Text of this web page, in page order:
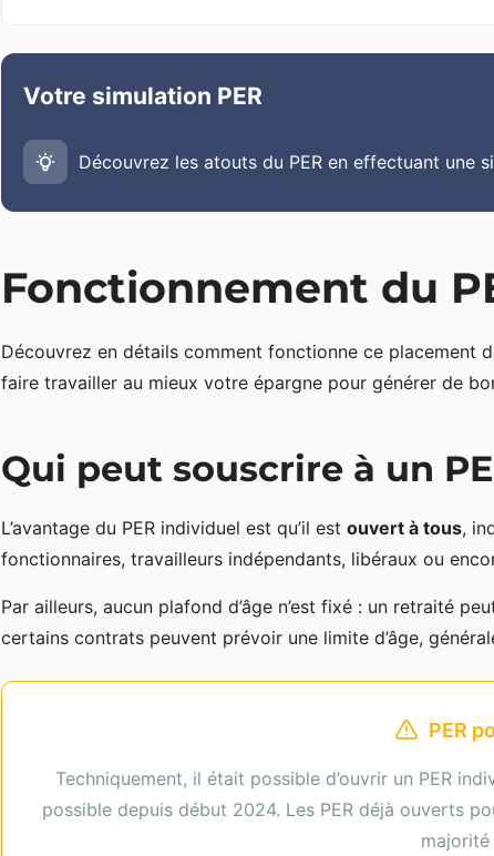
Votre simulation PER
Découvrez les atouts du PER en effectuant une
Fonctionnement du
Découvrez en détails comment fonctionne ce placement
faire travailler au mieux votre épargne pour générer de
Qui peut souscrire à un
L’avantage du PER individuel est qu’il estouvert à tous,
fonctionnaires, travailleurs indépendants, libéraux ou
Par ailleurs, aucun plafond d’âge n’est fixé : un retraité
certains contrats peuvent prévoir une limite d’âge,
PER
Techniquement, il était possible d’ouvrir un PER
possible depuis début 2024. Les PER déjà ouverts
majorité